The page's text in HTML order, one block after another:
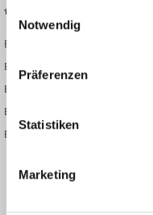
Einwilligungsauswahl
Notwendig
Präferenzen
Statistiken
Marketing
Bauforum24 News
Bauforum24 TV
BF24 Mediathek
BF24 Fotostrecken
Bauforum Shop